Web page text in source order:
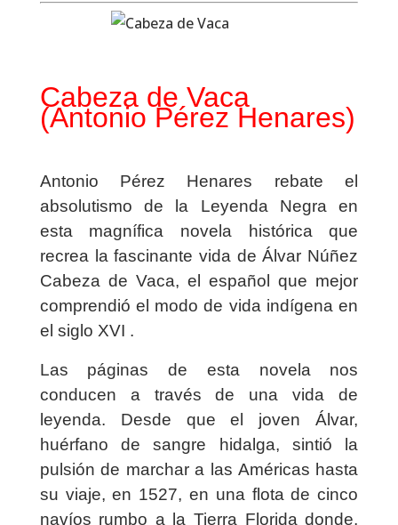
Cabeza de Vaca
(Antonio Pérez Henares)
Antonio Pérez Henares rebate el
absolutismo de la Leyenda Negra en
esta magnífica novela histórica que
recrea la fascinante vida de Álvar Núñez
Cabeza de Vaca, el español que mejor
comprendió el modo de vida indígena en
el siglo XVI .
Las páginas de esta novela nos
conducen a través de una vida de
leyenda. Desde que el joven Álvar,
huérfano de sangre hidalga, sintió la
pulsión de marchar a las Américas hasta
su viaje, en 1527, en una flota de cinco
navíos rumbo a la Tierra Florida donde,